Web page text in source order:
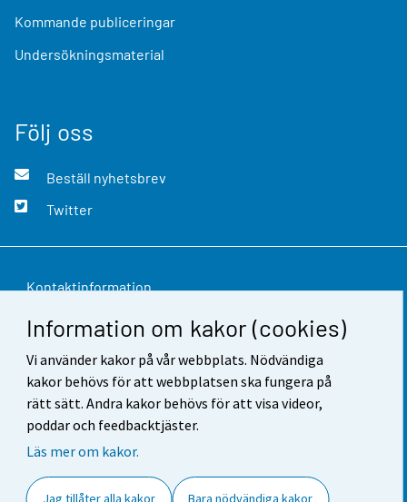
Information om kakor (cookies)
Vi använder kakor på vår webbplats. Nödvändiga
kakor behövs för att webbplatsen ska fungera på
rätt sätt. Andra kakor behövs för att visa videor,
poddar och feedbacktjäster.
Läs mer om kakor.
Jag tillåter alla kakor Bara nödvändiga kakor
Kommande publiceringar
Undersökningsmaterial
Följ oss
Beställ nyhetsbrev
Twitter
Kontaktinformation
Respons
Användarvillkor
Dataskydd
Tillgänglighet